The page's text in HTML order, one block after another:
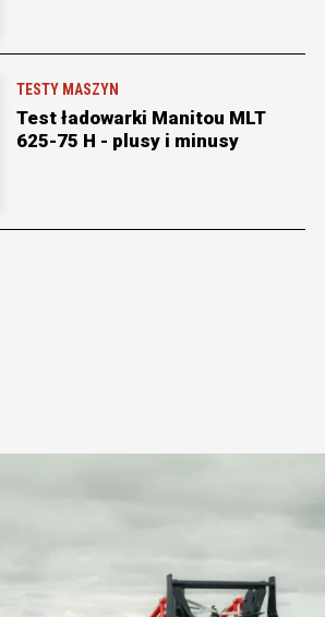
TESTY MASZYN
Test ładowarki Manitou MLT
625-75 H - plusy i minusy